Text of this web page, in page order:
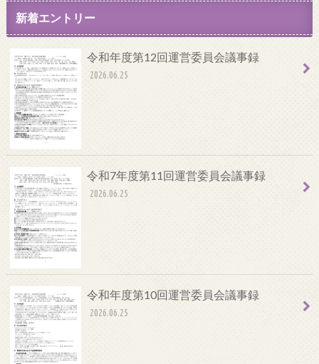
新着エントリー
令和年度第12回運営委員会議事録
2026.06.25
令和7年度第11回運営委員会議事録
2026.06.25
令和年度第10回運営委員会議事録
2026.06.25